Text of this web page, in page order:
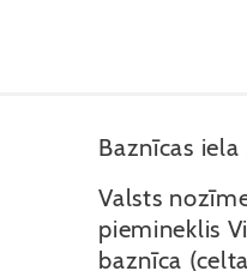
Baznīcas
Valsts
piemineklis
baznīca